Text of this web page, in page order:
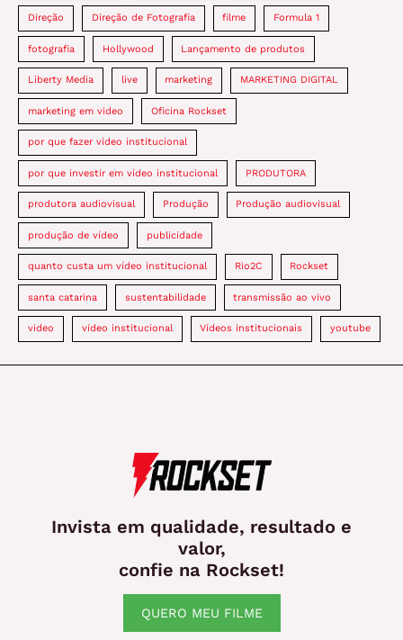
Direção Direção de Fotografia filme Formula 1
fotografia Hollywood Lançamento de produtos
Liberty Media live marketing MARKETING DIGITAL
marketing em video Oficina Rockset
por que fazer vídeo institucional
por que investir em vídeo institucional PRODUTORA
produtora audiovisual Produção Produção audiovisual
produção de vídeo publicidade
quanto custa um vídeo institucional Rio2C Rockset
santa catarina sustentabilidade transmissão ao vivo
video vídeo institucional Vídeos institucionais youtube
Invista em qualidade, resultado e
valor,
confie na Rockset!
QUERO MEU FILME